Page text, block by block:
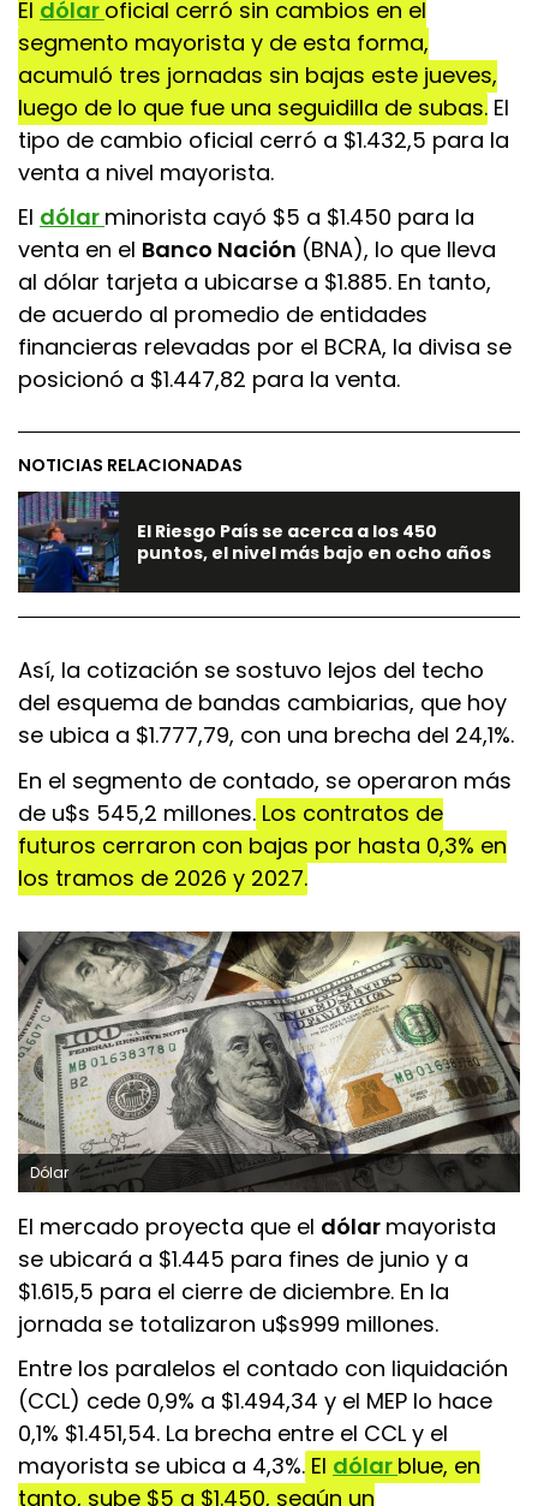
El dólar oficial cerró sin cambios en el
segmento mayorista y de esta forma,
acumuló tres jornadas sin bajas este jueves,
luego de lo que fue una seguidilla de subas. El
tipo de cambio oficial cerró a $1.432,5 para la
venta a nivel mayorista.
El dólar minorista cayó $5 a $1.450 para la
venta en el Banco Nación (BNA), lo que lleva
al dólar tarjeta a ubicarse a $1.885. En tanto,
de acuerdo al promedio de entidades
financieras relevadas por el BCRA, la divisa se
posicionó a $1.447,82 para la venta.
NOTICIAS RELACIONADAS
El Riesgo País se acerca a los 450
puntos, el nivel más bajo en ocho años
Así, la cotización se sostuvo lejos del techo
del esquema de bandas cambiarias, que hoy
se ubica a $1.777,79, con una brecha del 24,1%.
En el segmento de contado, se operaron más
de u$s 545,2 millones. Los contratos de
futuros cerraron con bajas por hasta 0,3% en
los tramos de 2026 y 2027.
Dólar
El mercado proyecta que el dólar mayorista
se ubicará a $1.445 para fines de junio y a
$1.615,5 para el cierre de diciembre. En la
jornada se totalizaron u$s999 millones.
Entre los paralelos el contado con liquidación
(CCL) cede 0,9% a $1.494,34 y el MEP lo hace
0,1% $1.451,54. La brecha entre el CCL y el
mayorista se ubica a 4,3%. El dólar blue, en
tanto, sube $5 a $1.450, según un